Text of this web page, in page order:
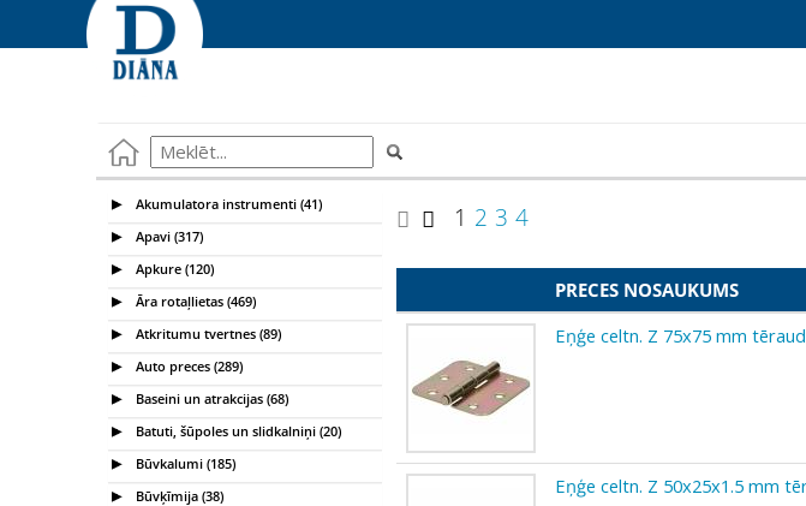
Akumulatora instrumenti (41)
Apavi (317)
Apkure (120)
Āra rotaļlietas (469)
Atkritumu tvertnes (89)
Auto preces (289)
Baseini un atrakcijas (68)
Batuti, šūpoles un slidkalniņi (20)
Būvkalumi (185)
Būvķīmija (38)
1 2 3 4
PRECES NOSAUKUMS
Eņģe celtn. Z 75x75 mm
Eņģe celtn. Z 50x25x1.5 mm